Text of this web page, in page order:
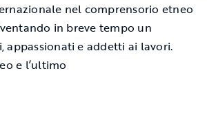
nel comprensorio etneo
in breve tempo un
e addetti ai lavori.
e l’ultimo